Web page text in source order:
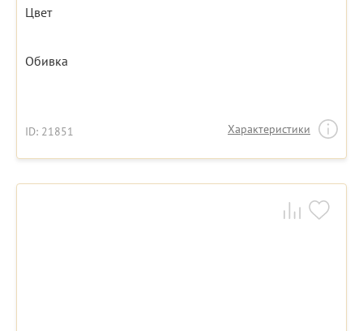
Цвет
Обивка
ID: 21851 Характеристики